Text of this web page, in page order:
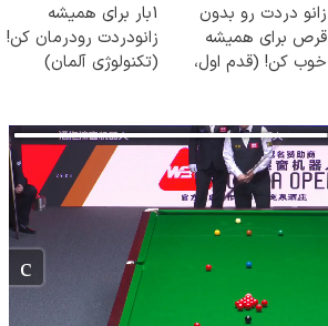
زانو دردت رو بدون
قرص برای همیشه
خوب کن! (قدم اول،
1بار برای همیشه
زانودردت رودرمان کن!
(تکنولوژی آلمان)